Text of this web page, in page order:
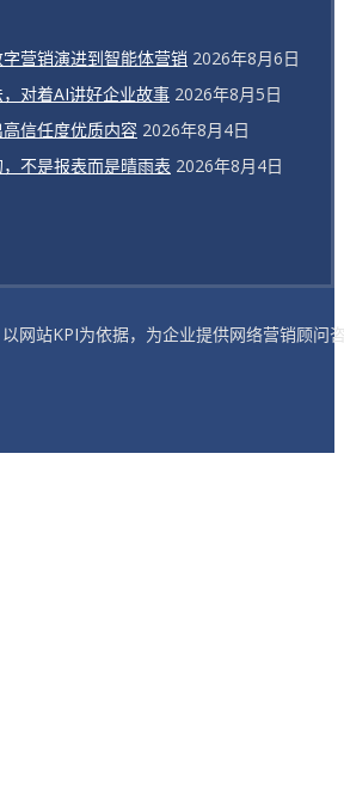
营销演进到智能体营销 2026年8月6日
对着AI讲好企业故事 2026年8月5日
信任度优质内容 2026年8月4日
不是报表而是晴雨表 2026年8月4日
网站KPI为依据，为企业提供网络营销顾问